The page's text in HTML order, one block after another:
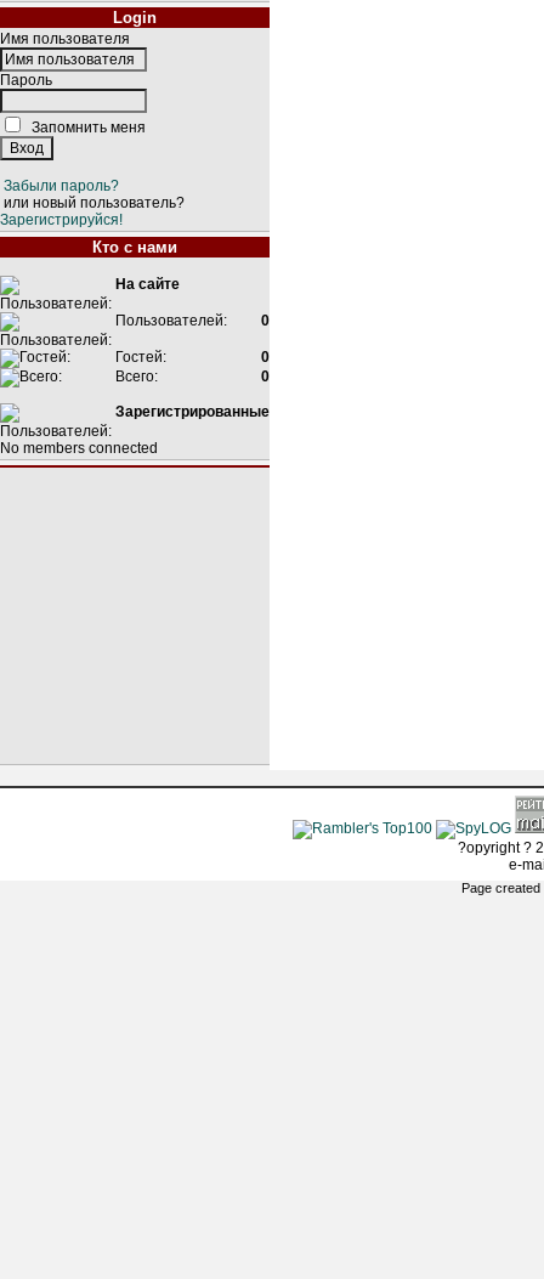
Login
Имя пользователя
Пароль
Запомнить меня
Забыли пароль?
или новый пользователь?
Зарегистрируйся!
Кто с нами
На сайте
Пользователей: 0
Гостей:
0
Всего:
0
Зарегистрированные
No members connected
?opyright ?
e-
Page